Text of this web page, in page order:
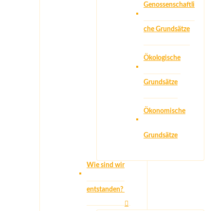
Genossenschaftli
che Grundsätze
Ökologische
Grundsätze
Ökonomische
Grundsätze
Wie sind wir
entstanden?